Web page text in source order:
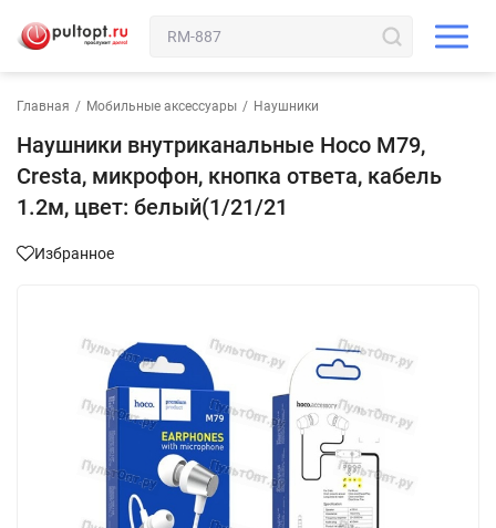
Главная / Мобильные аксессуары / Наушники
Наушники внутриканальные Hoco M79,
Cresta, микрофон, кнопка ответа, кабель
1.2м, цвет: белый(1/21/21
Избранное